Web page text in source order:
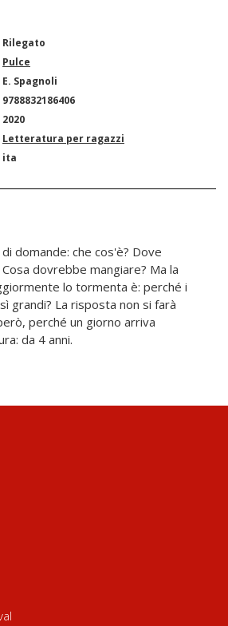
Rilegato
Pulce
E. Spagnoli
9788832186406
2020
Letteratura per ragazzi
ita
domande: che cos'è? Dove
dovrebbe mangiare? Ma la
lo tormenta è: perché i
grandi? La risposta non si farà
perché un giorno arriva
da 4 anni.